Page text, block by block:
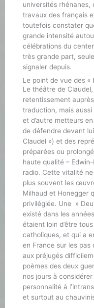
universités rhénanes,
travaux des français
toutefois constater
grande intensité
célébrations du
très grande part,
signaler depuis.
Le point de vue des «
Le théâtre de
retentissement
traduction, mais
et d’autre metteurs
de défendre devant
Claudel ») et des
préparées ou
haute qualité –
radio. Cette vitalité ne
plus souvent les
Milhaud et Honegger
privilégiée. Une »
existé dans les
étaient loin d’être
catholiques, et qui a
en France sur les pas
aux préjugés
poèmes des deux
nos jours à
personnalité à
et surtout au